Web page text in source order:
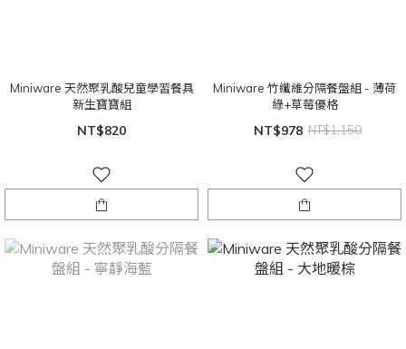
Miniware 天然聚乳酸兒童學習餐具
新生寶寶組
NT$820
Miniware 竹纖維分隔餐盤組 - 薄荷
綠+草莓優格
NT$978 NT$1,150